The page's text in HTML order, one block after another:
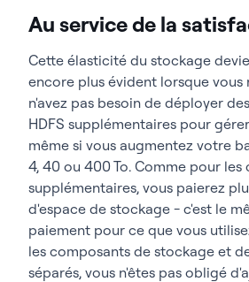
Au service de la
Cette élasticité du stockage
encore plus évident lorsque vous
n'avez pas besoin de déployer
HDFS supplémentaires pour
même si vous augmentez votre
4, 40 ou 400 To. Comme pour
supplémentaires, vous paierez
d'espace de stockage - c'est le
paiement pour ce que vous
les composants de stockage et
séparés, vous n'êtes pas obligé